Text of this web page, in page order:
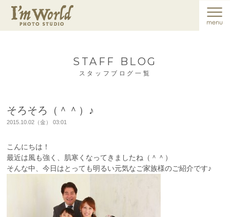
STAFF BLOG
スタッフブログ一覧
そろそろ（＾＾）♪
2015.10.02（金） 03:01
こんにちは！
最近は風も強く、肌寒くなってきましたね（＾＾）
そんな中、今日はとっても明るい元気なご家族様のご紹介です♪